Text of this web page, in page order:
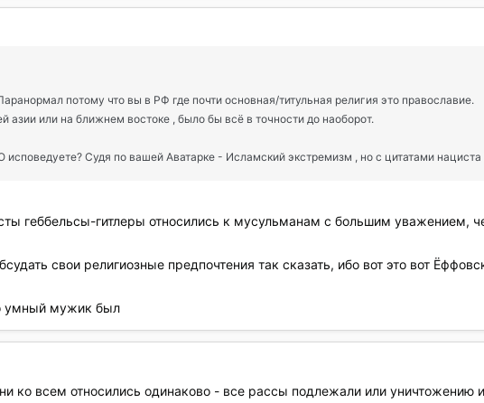
потому что вы в РФ где почти основная/титульная религия это православие.
азии или на ближнем востоке , было бы всё в точности до наоборот.
Судя по вашей Аватарке - Исламский экстремизм , но с цитатами нациста
геббельсы-гитлеры относились к мусульманам с большим уважением,
свои религиозные предпочтения так сказать, ибо вот это вот
умный мужик был
ко всем относились одинаково - все рассы подлежали или уничтожению